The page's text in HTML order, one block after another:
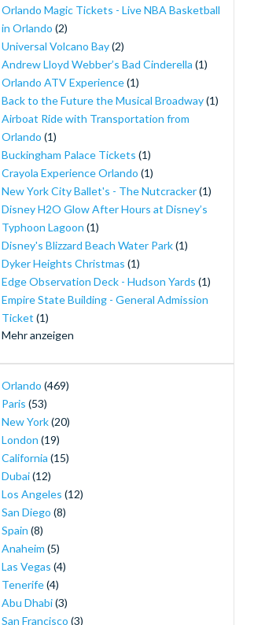
Orlando Magic Tickets - Live NBA Basketball
in Orlando (2)
Universal Volcano Bay(2)
Andrew Lloyd Webber’s Bad Cinderella (1)
Orlando ATV Experience(1)
Back to the Future the Musical Broadway(1)
Airboat Ride with Transportation from
Orlando (1)
Buckingham Palace Tickets (1)
Crayola Experience Orlando (1)
New York City Ballet's - The Nutcracker(1)
Disney H2O Glow After Hours at Disney’s
Typhoon Lagoon (1)
Disney's Blizzard Beach Water Park(1)
Dyker Heights Christmas (1)
Edge Observation Deck - Hudson Yards (1)
Empire State Building - General Admission
Ticket (1)
Mehr anzeigen
Ferrari World Abu Dhabi(1)
30-Minute Airboat Adventure Package at
Wild Florida with Roundtrip Transportation
Gatorland Tickets
Go City: Dubai Explorer Pass
Go City: San Diego All-Inclusive Pass
Good Night, Oscar
I-RIDE Trolley Unlimited Ride Pass
The Orlando Eye
LEGOLAND® Dubai
LEGOLAND® Windsor Resort Tickets
(1)
London Explorer Pass
London Eye Tickets
Orlando (469)
Paris (53)
New York(20)
London (19)
California (15)
Dubai(12)
Los Angeles (12)
San Diego (8)
Spain (8)
Anaheim (5)
Las Vegas (4)
Tenerife(4)
Abu Dhabi(3)
San Francisco (3)